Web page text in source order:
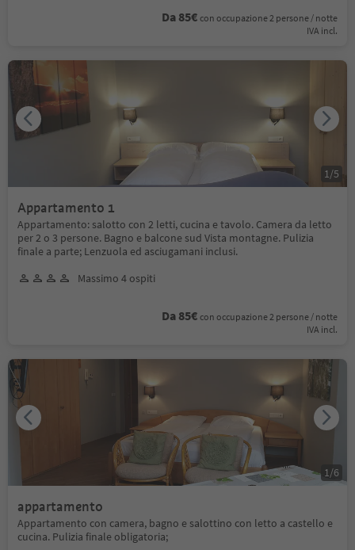
Da 85€ con occupazione 2 persone / notte
IVA incl.
Appartamento 1
Appartamento: salotto con 2 letti, cucina e tavolo. Camera da letto
per 2 o 3 persone. Bagno e balcone sud Vista montagne. Pulizia
finale a parte; Lenzuola ed asciugamani inclusi.
Massimo 4 ospiti
Da 85€ con occupazione 2 persone / notte
IVA incl.
1 /5
appartamento
Appartamento con camera, bagno e salottino con letto a castello e
cucina. Pulizia finale obligatoria;
1 /6